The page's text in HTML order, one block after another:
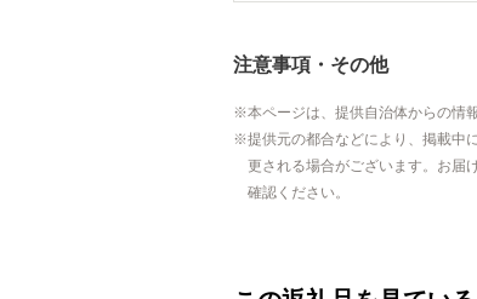
注意事項・その他
本ページは、提供自治体からの情
提供元の都合などにより、掲載中
更される場合がございます。お届
確認ください。